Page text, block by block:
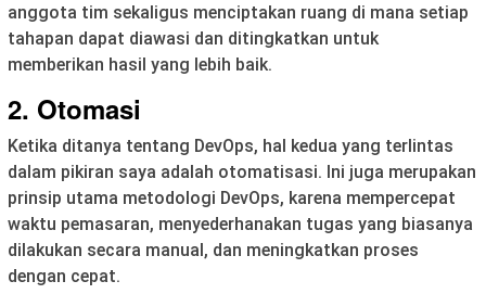
anggota tim sekaligus menciptakan ruang di mana setiap
tahapan dapat diawasi dan ditingkatkan untuk
memberikan hasil yang lebih baik.
2. Otomasi
Ketika ditanya tentang DevOps, hal kedua yang terlintas
dalam pikiran saya adalah otomatisasi. Ini juga merupakan
prinsip utama metodologi DevOps, karena mempercepat
waktu pemasaran, menyederhanakan tugas yang biasanya
dilakukan secara manual, dan meningkatkan proses
dengan cepat.